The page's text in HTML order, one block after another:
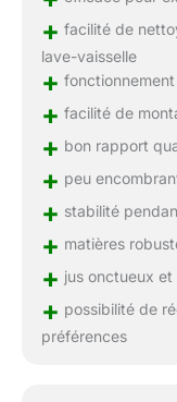
+ facilité de
lave-vaisselle
+
+ facilité de
+ bon rapport
+ peu
+ stabilité
+ matières
+ jus onctueux
+ possibilité de
préférences